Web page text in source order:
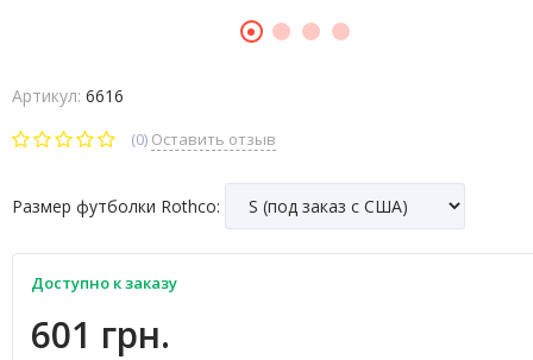
Артикул: 6616
(0) Оставить отзыв
Размер футболки Rothco:
Доступно к заказу
601 грн.